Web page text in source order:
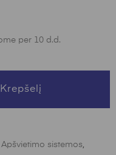
per 10 d.d.
Apšvietimo sistemos,